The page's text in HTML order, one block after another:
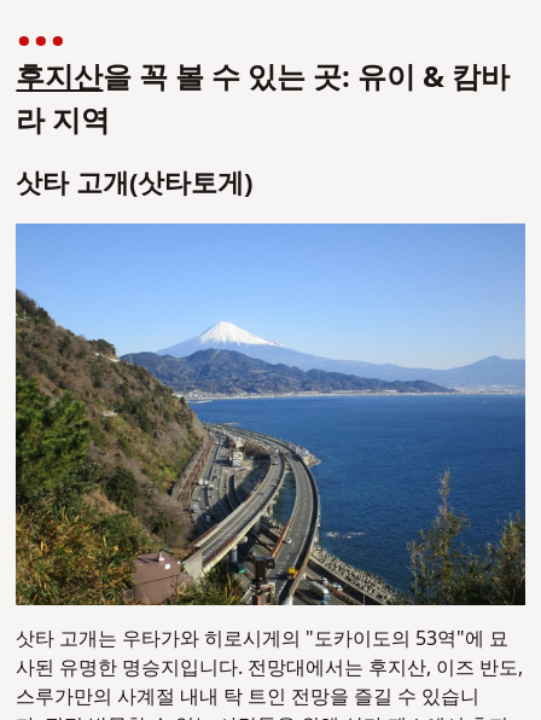
후지산을 꼭 볼 수 있는 곳: 유이 & 캄바
라 지역
삿타 고개(삿타토게)
삿타 고개는 우타가와 히로시게의 "도카이도의 53역"에 묘
사된 유명한 명승지입니다. 전망대에서는 후지산, 이즈 반도,
스루가만의 사계절 내내 탁 트인 전망을 즐길 수 있습니